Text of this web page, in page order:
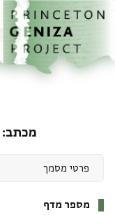
לתוכןהבית
מכתב
מספר מדף